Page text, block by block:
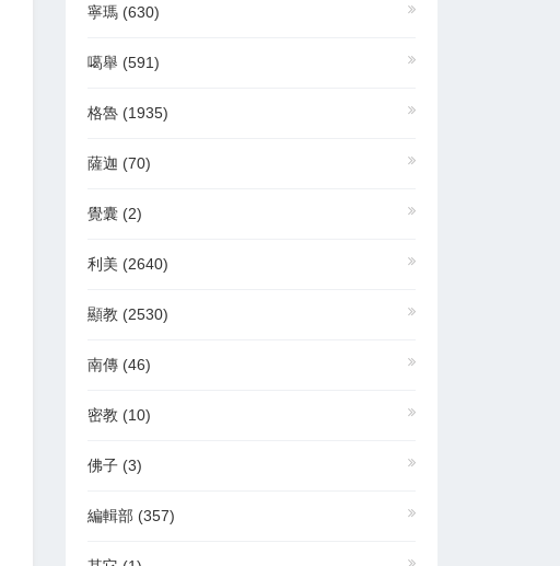
寧瑪 (630)
噶舉 (591)
格魯 (1935)
薩迦 (70)
覺囊 (2)
利美 (2640)
顯教 (2530)
南傳 (46)
密教 (10)
佛子 (3)
編輯部 (357)